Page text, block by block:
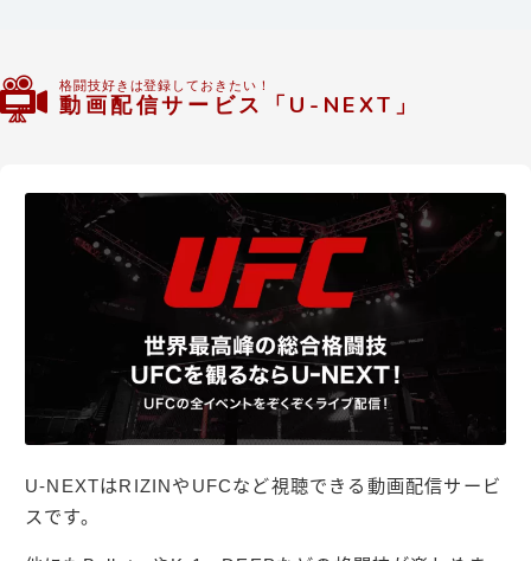
格闘技好きは登録しておきたい！
動画配信サービス「U-NEXT」
U-NEXTはRIZINやUFCなど視聴できる動画配信サービ
スです。